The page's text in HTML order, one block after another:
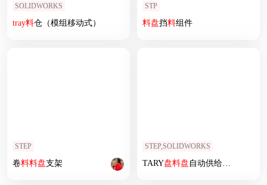
SOLIDWORKS
tray料仓（模组移动式）
STP
料盘挡料组件
STEP
卷料料盘支架
STEP,SOLIDWORKS
TARY盘料盘自动供给收